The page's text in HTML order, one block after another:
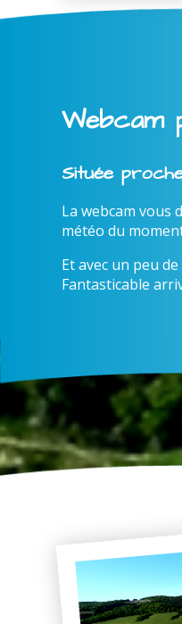
Webcam
Située
La webcam vous
météo du
Et avec un peu
Fantasticable